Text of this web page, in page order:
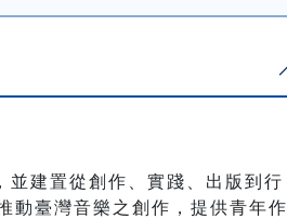
建置從創作、實踐、出版到行
動臺灣音樂之創作，提供青年作